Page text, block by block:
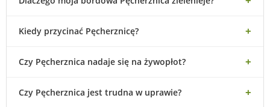
Kiedy przycinać Pęcherznicę?
Czy Pęcherznica nadaje się na żywopłot?
Czy Pęcherznica jest trudna w uprawie?